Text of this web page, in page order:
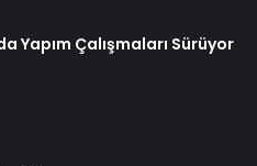
Yapım Çalışmaları Sürüyor